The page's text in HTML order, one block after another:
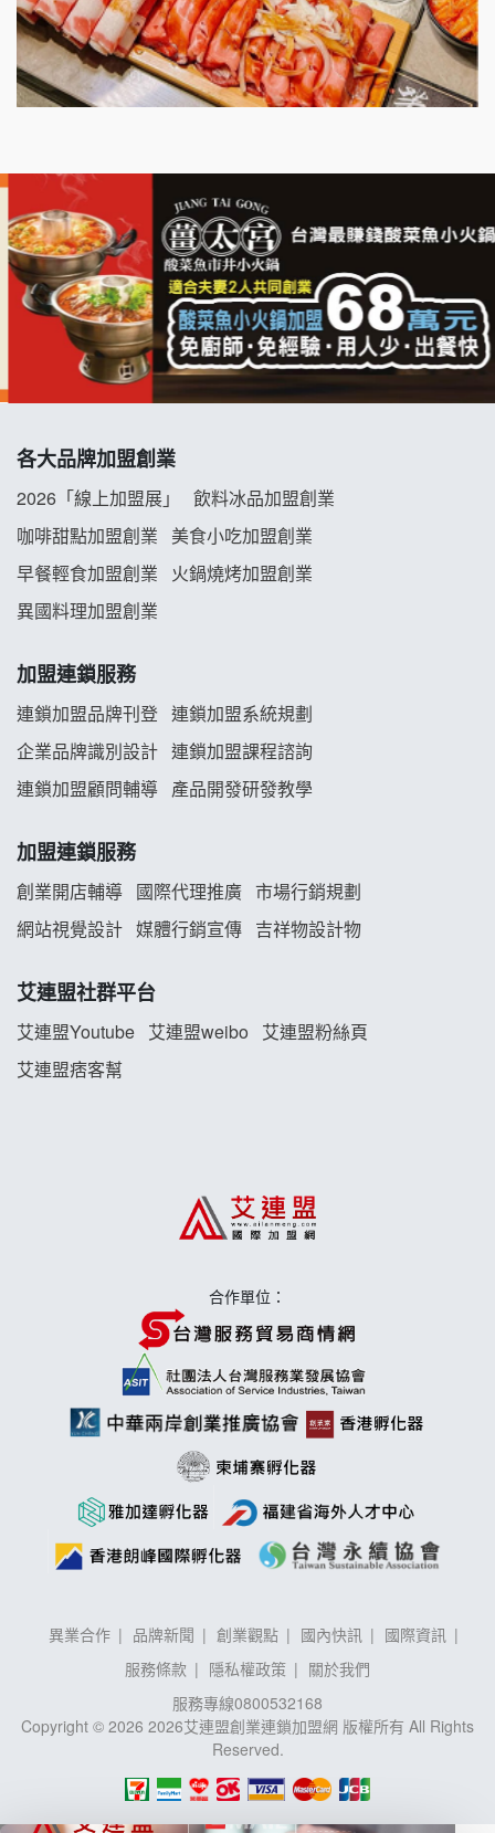
出櫃加盟說明會
千香漢堡加盟說明會
拉亞漢堡加盟說明會
杜芳子古味茶鋪加盟說明會
優握握×酸奶大獅加盟說明會
冬城門加盟說明會
龍涎居好湯加盟說明會
舒油頭加盟說明會
義氣豐發雞加盟說明會
Mr.Wish加盟說明會
雞咕雞咕加盟說明會
TEA TOP加盟說明會
珍好味臭臭鍋加盟說明會
藍象廷泰式火鍋加盟說明會
日十。早午食加盟說明會
莫尼早餐Morni加盟說明會
各大品牌加盟創業
2026「線上加盟展」
飲料冰品加盟創業
咖啡甜點加盟創業
美食小吃加盟創業
早餐輕食加盟創業
火鍋燒烤加盟創業
異國料理加盟創業
加盟連鎖服務
連鎖加盟品牌刊登 連鎖加盟系統規劃
企業品牌識別設計 連鎖加盟課程諮詢
連鎖加盟顧問輔導 產品開發研發教學
加盟連鎖服務
創業開店輔導 國際代理推廣 市場行銷規劃
網站視覺設計 媒體行銷宣傳 吉祥物設計物
艾連盟社群平台
艾連盟Youtube 艾連盟weibo
艾連盟粉絲頁
艾連盟痞客幫
合作單位：
異業合作 品牌新聞 創業觀點 國內快訊
國際資訊
服務條款
隱私權政策
關於我們
服務專線0800532168
Copyright © 2026 2026艾連盟創業連鎖加盟網 版權所有 All Rights
Reserved.